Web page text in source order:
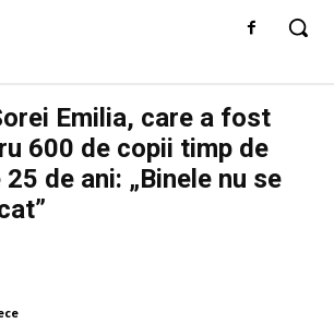
Emilia, care a fost
600 de copii timp de
de ani: „Binele nu se